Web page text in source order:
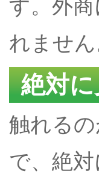
す。外
れません
絶対
触れる
で、絶